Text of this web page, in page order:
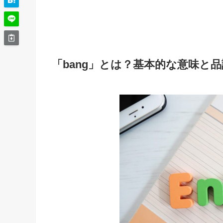
「bang」とは？基本的な意味と